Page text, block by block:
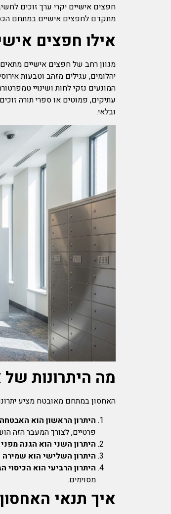
חפצים אישיים יקרי ערך זוכים
מתקדם לחפצים אישיים במתחם
אילו חפצים
מגוון רחב של חפצים אישיים
יהלומים, עגילים מזהב וטבעות
המונעים נזקי לחות ושינויי
עתיקים, פמוטים או ספרי תורה
ובלאי.
מה היתרונות
האחסון במתחם מאובטח מציע
היתרון הראשון הוא
פרטיים, לצורך המעבר הזה
היתרון השני הוא הגנה
היתרון השלישי הוא
היתרון הרביעי הוא הכיסוי
מסוימים.
איך תנאי